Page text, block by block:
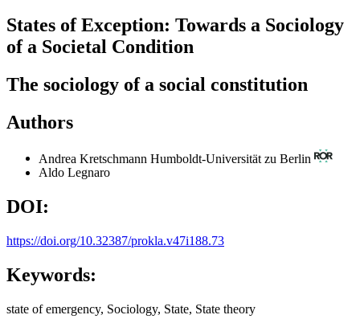
States of Exception: Towards a Sociology
of a Societal Condition
The sociology of a social constitution
Authors
Andrea Kretschmann Humboldt-Universität zu Berlin
Aldo Legnaro
DOI:
https://doi.org/10.32387/prokla.v47i188.73
Keywords:
state of emergency, Sociology, State, State theory